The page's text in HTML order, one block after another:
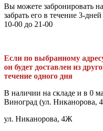
Вы можете забронировать
забрать его в течение 3-
10-00 до 21-00
Если по выбранному
он будет доставлен из
течение одного дня
В наличии на складе и в 0
Виноград (ул. Никанорова,
ул. Никанорова, 4Ж